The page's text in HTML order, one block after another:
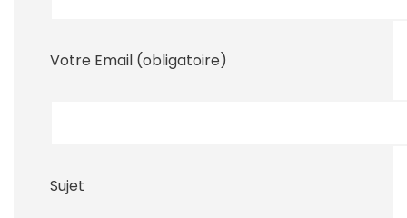
Votre Email (obligatoire)
Sujet